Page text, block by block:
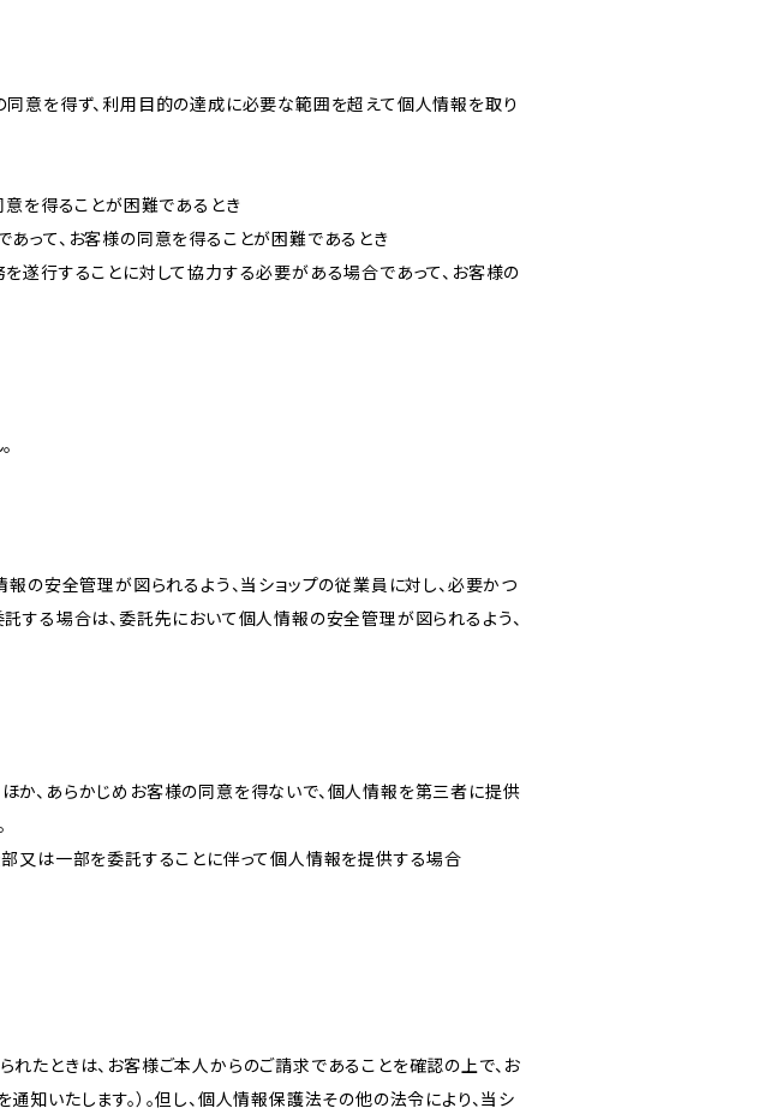
意を得ず、利用目的の達成に必要な範囲を超えて個人情報を取り
意を得ることが困難であるとき
って、お客様の同意を得ることが困難であるとき
遂行することに対して協力する必要がある場合であって、お客様の
の安全管理が図られるよう、当ショップの従業員に対し、必要かつ
する場合は、委託先において個人情報の安全管理が図られるよう、
か、あらかじめお客様の同意を得ないで、個人情報を第三者に提供
又は一部を委託することに伴って個人情報を提供する場合
たときは、お客様ご本人からのご請求であることを確認の上で、お
いたします。）。但し、個人情報保護法その他の法令により、当シ